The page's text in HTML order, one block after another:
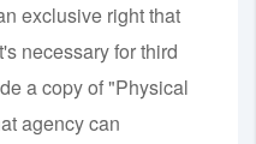
exclusive right that
necessary for third
a copy of "Physical
agency can